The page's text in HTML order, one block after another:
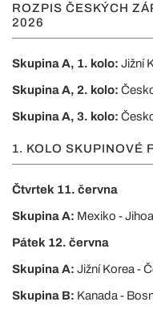
ROZPIS ČESKÝCH
2026
Skupina A, 1. kolo: Jižní
Skupina A, 2. kolo:
Skupina A, 3. kolo:
1. KOLO SKUPINOVÉ
Čtvrtek 11. června
Skupina A: Mexiko -
Pátek 12. června
Skupina A: Jižní Korea -
Skupina B: Kanada -